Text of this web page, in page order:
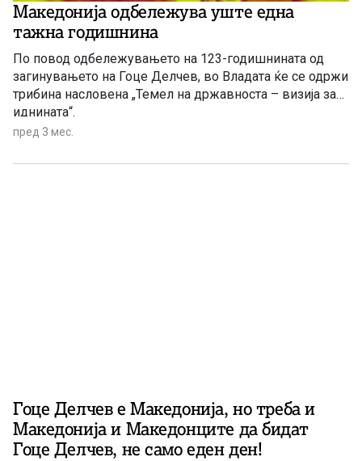
Македонија одбележува уште една
тажна годишнина
По повод одбележувањето на 123-годишнината од
загинувањето на Гоце Делчев, во Владата ќе се одржи
трибина насловена „Темел на државноста – визија за
иднината“.
пред 3 мес.
Гоце Делчев е Македонија, но треба и
Македонија и Македонците да бидат
Гоце Делчев, не само еден ден!